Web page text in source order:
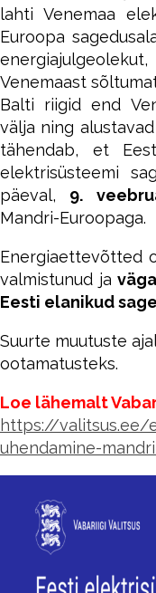
lahti Venemaa
Euroopa
Venemaast
Balti riigid end
välja ning
tähendab, et
elektrisüsteemi
päeval, 9.
Mandri-Euroopaga.
Energiaettevõtted
valmistunud ja
Eesti elanikud
Suurte muutuste
ootamatusteks.
Loe lähemalt
https://valitsus.ee/
uhendamine-